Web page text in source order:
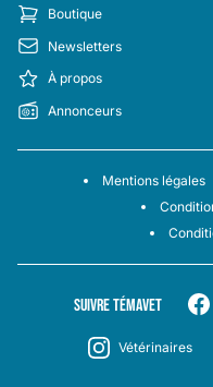
Boutique
Newsletters
À propos
Annonceurs
Mentions légales
SUIVRE TÉMAVET
Vétérinaires